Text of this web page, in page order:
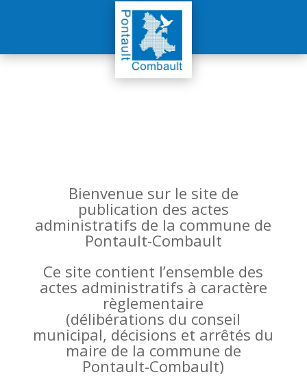
Bienvenue sur le site de
publication des actes
administratifs de la commune de
Pontault-Combault
Ce site contient l’ensemble des
actes administratifs à caractère
règlementaire
(délibérations du conseil
municipal, décisions et arrêtés du
maire de la commune de
Pontault-Combault)